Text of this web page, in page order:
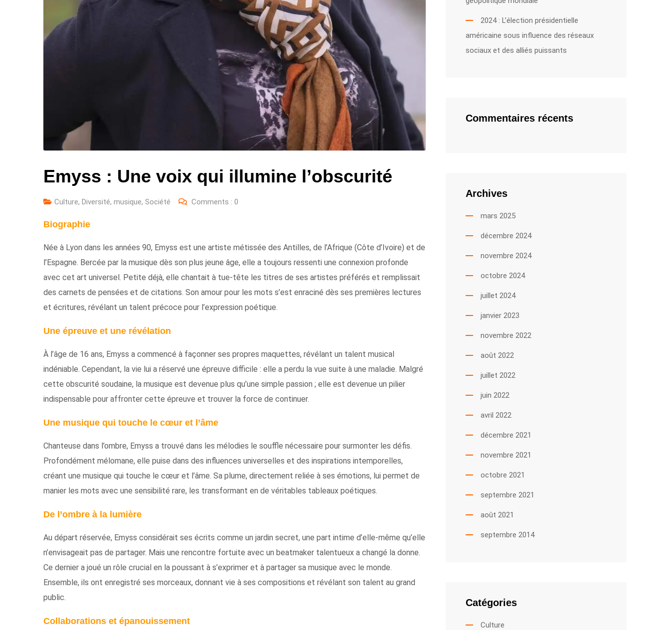
Emyss : Une voix qui illumine l’obscurité
Culture, Diversité, musique, Société Comments : 0
Biographie
Née à Lyon dans les années 90, Emyss est une artiste métissée des Antilles, de l’Afrique (Côte d’Ivoire) et de
l’Espagne. Bercée par la musique dès son plus jeune âge, elle a toujours ressenti une connexion profonde
avec cet art universel. Petite déjà, elle chantait à tue-tête les titres de ses artistes préférés et remplissait
des carnets de pensées et de citations. Son amour pour les mots s’est enraciné dès ses premières lectures
et écritures, révélant un talent précoce pour l’expression poétique.
Une épreuve et une révélation
À l’âge de 16 ans, Emyss a commencé à façonner ses propres maquettes, révélant un talent musical
indéniable. Cependant, la vie lui a réservé une épreuve difficile : elle a perdu la vue suite à une maladie. Malgré
cette obscurité soudaine, la musique est devenue plus qu’une simple passion ; elle est devenue un pilier
indispensable pour affronter cette épreuve et trouver la force de continuer.
Une musique qui touche le cœur et l’âme
Chanteuse dans l’ombre, Emyss a trouvé dans les mélodies le souffle nécessaire pour surmonter les défis.
Profondément mélomane, elle puise dans des influences universelles et des inspirations intemporelles,
créant une musique qui touche le cœur et l’âme. Sa plume, directement reliée à ses émotions, lui permet de
manier les mots avec une sensibilité rare, les transformant en de véritables tableaux poétiques.
De l’ombre à la lumière
Au départ réservée, Emyss considérait ses écrits comme un jardin secret, une part intime d’elle-même qu’elle
n’envisageait pas de partager. Mais une rencontre fortuite avec un beatmaker talentueux a changé la donne.
Ce dernier a joué un rôle crucial en la poussant à s’exprimer et à partager sa musique avec le monde.
Ensemble, ils ont enregistré ses morceaux, donnant vie à ses compositions et révélant son talent au grand
public.
Collaborations et épanouissement
2024 : L’élection présidentielle
américaine sous influence des réseaux
sociaux et des alliés puissants
Commentaires récents
Archives
mars 2025
décembre 2024
novembre 2024
octobre 2024
juillet 2024
janvier 2023
novembre 2022
août 2022
juillet 2022
juin 2022
avril 2022
décembre 2021
novembre 2021
octobre 2021
septembre 2021
août 2021
septembre 2014
Catégories
Culture